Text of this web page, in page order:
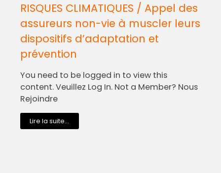
RISQUES CLIMATIQUES / Appel des
assureurs non-vie à muscler leurs
dispositifs d’adaptation et
prévention
You need to be logged in to view this
content. Veuillez Log In. Not a Member? Nous
Rejoindre
Lire la suite...